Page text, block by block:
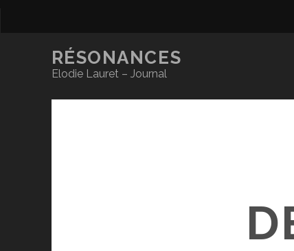
RÉSONANCES
Elodie Lauret – Journal